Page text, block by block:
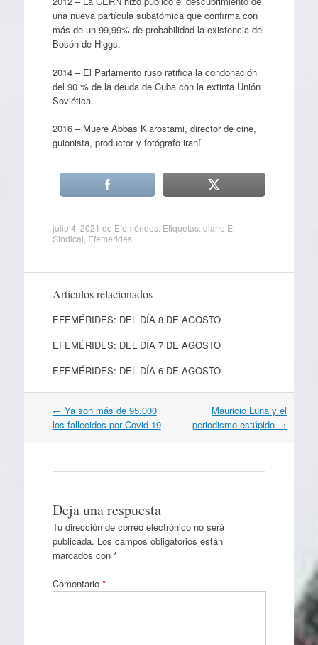
una nueva partícula subatómica que confirma con
más de un 99,99% de probabilidad la existencia del
Bosón de Higgs.
2014 – El Parlamento ruso ratifica la condonación
del 90 % de la deuda de Cuba con la extinta Unión
Soviética.
2016 – Muere Abbas Kiarostami, director de cine,
guionista, productor y fotógrafo iraní.
julio 4, 2021 de Efemérides. Etiquetas:diario El
Sindical Efemérides
Artículos relacionados
EFEMÉRIDES: DEL DÍA 8 DE AGOSTO
EFEMÉRIDES: DEL DÍA 7 DE AGOSTO
EFEMÉRIDES: DEL DÍA 6 DE AGOSTO
Navegación
por
← Ya son más de 95.000
los fallecidos por Covid-19
Mauricio Luna y el
periodismo estúpido →
Deja una respuesta
Tu dirección de correo electrónico no será
publicada. Los campos obligatorios están
marcados con *
Comentario *